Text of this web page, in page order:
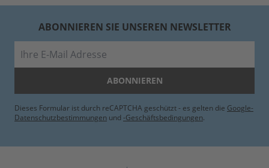
ABONNIEREN SIE UNSEREN NEWSLETTER
ABONNIEREN
Dieses Formular ist durch reCAPTCHA geschützt - es gelten die Google-
Datenschutzbestimmungen und -Geschäftsbedingungen.